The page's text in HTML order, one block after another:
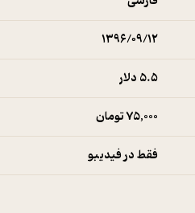
کتاب دروازه سرنوشت
۱۳۹۶/۰۹/۱۲
5.۵ دلار
75,000 تومان
فقط در فیدیبو